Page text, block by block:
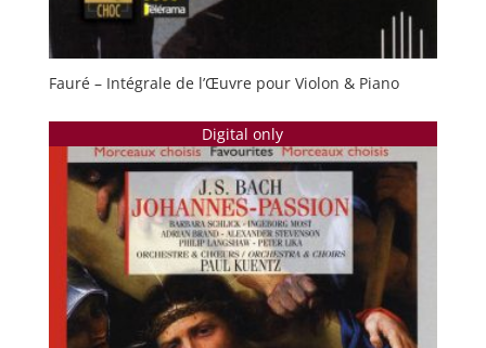
Fauré – Intégrale de l’Œuvre pour Violon & Piano
Digital only